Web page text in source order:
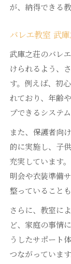
バレエ
武庫之
比較
バレエ習い
子供バ
安
武庫之
夫
バレエ
響
尼崎バ
イント
バレエ
子供の成長
バレエ
果
が、納得できる
バレエ教室 武
武庫之荘のバレ
けられるよう、
す。例えば、初
れており、年齢
プできるシステ
また、保護者向
的に実施し、子
充実しています
明会や衣装準備
整っていること
さらに、教室に
ど、家庭の事情
うしたサポート
つながっています